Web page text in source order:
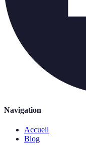
Navigation
Accueil
Blog